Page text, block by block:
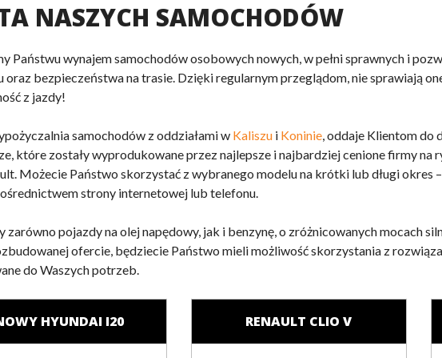
NASZYCH SAMOCHODÓW
Państwu wynajem samochodów osobowych nowych, w pełni sprawnych i
bezpieczeństwa na trasie. Dzięki regularnym przeglądom, nie sprawiają
z jazdy!
samochodów z oddziałami w Kaliszu i Koninie, oddaje Klientom do
które zostały wyprodukowane przez najlepsze i najbardziej cenione firmy na
Możecie Państwo skorzystać z wybranego modelu na krótki lub długi okres
strony internetowej lub telefonu.
zarówno pojazdy na olej napędowy, jak i benzynę, o zróżnicowanych mocach
ofercie, będziecie Państwo mieli możliwość skorzystania z
do Waszych potrzeb.
HYUNDAI I20 RENAULT CLIO V